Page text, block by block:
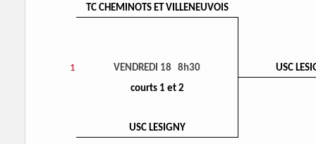
TC CHEMINOTS ET VILLENEUVOIS
1 VENDREDI 18 8h30
USC
courts 1 et 2
USC LESIGNY